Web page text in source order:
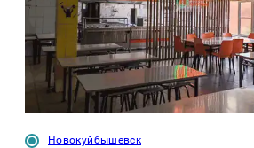
Новокуйбышевск